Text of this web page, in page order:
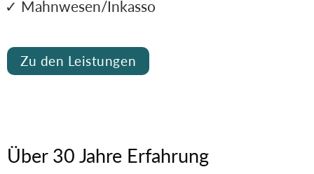
Mahnwesen/Inkasso
Zu den Leistungen
Über 30 Jahre Erfahrung